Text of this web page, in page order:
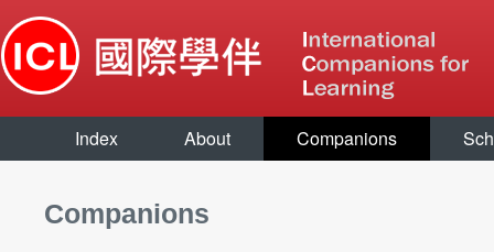
Index About Companions
Companions